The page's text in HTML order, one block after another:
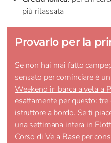
più rilassata
Provarlo per la
Se non hai mai fatto
sensato per cominciare è
Weekend in barca a vela a
esattamente per questo:
istruttore a bordo. Se ti
una settimana intera in
Corso di Vela Base per